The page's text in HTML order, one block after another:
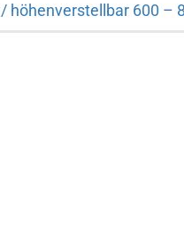
höhenverstellbar 600 –